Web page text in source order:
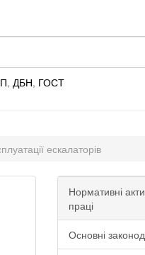
, ДБН, ГОСТ
ескалаторів
Нормативні
праці
Основні